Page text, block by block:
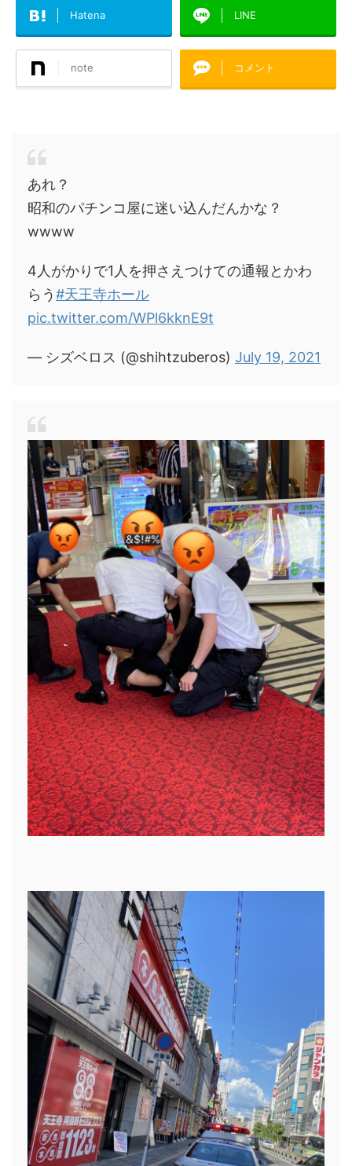
Hatena LINE
note コメント
あれ？
昭和のパチンコ屋に迷い込んだんかな？
wwww
4人がかりで1人を押さえつけての通報とかわ
らう#天王寺ホール
pic.twitter.com/WPl6kknE9t
— シズベロス (@shihtzuberos) July 19, 2021